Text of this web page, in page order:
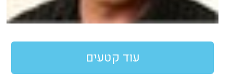
עוד קטעים